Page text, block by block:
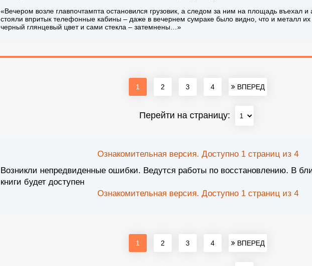
«Вечером возле главпочтампта остановился грузовик, а следом за ним на площадь въехал и
стояли впритык телефонные кабины – даже в вечернем сумраке было видно, что и металл
черный глянцевый цвет и сами стекла – затемнены…»
1 2 3 4 ВПЕРЕД
Перейти на страницу:
Ознакомительная версия. Доступно 1 страниц из 4
Возникли непредвиденные ошибки. Ведутся работы по восстановлению. В
книги будет доступен
Ознакомительная версия. Доступно 1 страниц из 4
1 2 3 4 ВПЕРЕД